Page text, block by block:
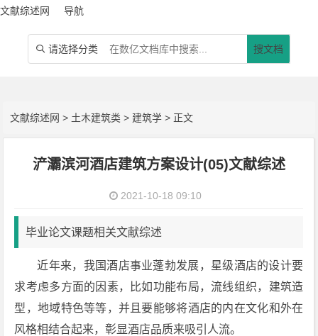
文献综述网 导航
 请选择分类 搜文档
文献综述网 > 土木建筑类 > 建筑学 > 正文
浐灞滨河酒店建筑方案设计(05)文献综述
2021-10-18 09:10
毕业论文课题相关文献综述
近年来，我国酒店事业蓬勃发展，星级酒店的设计要
求考虑多方面的因素，比如功能布局，流线组织，建筑造
型，地域特色等等，并且要能够将酒店的内在文化和外在
风格相结合起来，彰显酒店品质来吸引人流。